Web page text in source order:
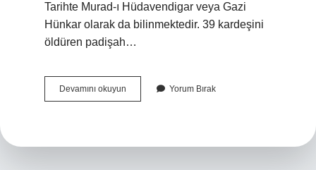
Tarihte Murad-ı Hüdavendigar veya Gazi
Hünkar olarak da bilinmektedir. 39 kardeşini
öldüren padişah…
Devamını okuyun Osmanlı
Tarihinde
Yorum Bırak